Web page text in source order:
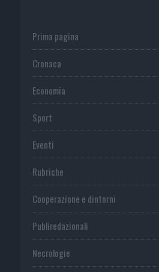
Prima pagina
Cronaca
Economia
Sport
Eventi
Rubriche
Cooperazione e dintorni
Publiredazionali
Necrologie